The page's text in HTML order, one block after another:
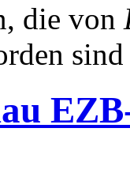
die von
sind